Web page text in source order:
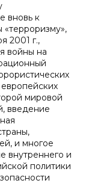
вновь к
2001 г.,
войны на
мировой
введение
и многое
внутреннего и
политики